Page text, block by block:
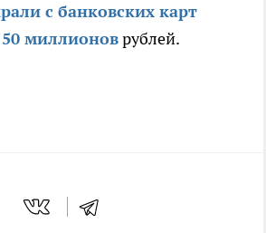
с банковских карт
миллионоврублей.